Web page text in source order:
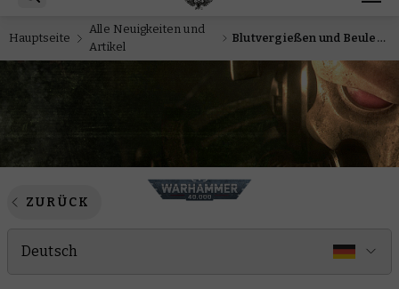
Hauptseite
Alle Neuigkeiten und
Artikel
Blutvergießen und Beulenpest: So funktionieren die Dämonenkontingente der World Eaters und der Death Guard
ZURÜCK
Deutsch